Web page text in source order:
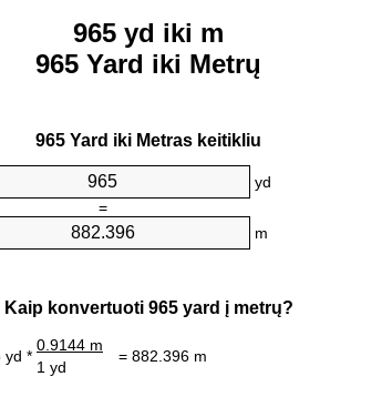
965 yd iki m
965 Yard iki Metrų
965 Yard iki Metras keitikliu
yd
=
m
Kaip konvertuoti 965 yard į metrų?
yd *
0.9144 m
= 882.396 m
1 yd